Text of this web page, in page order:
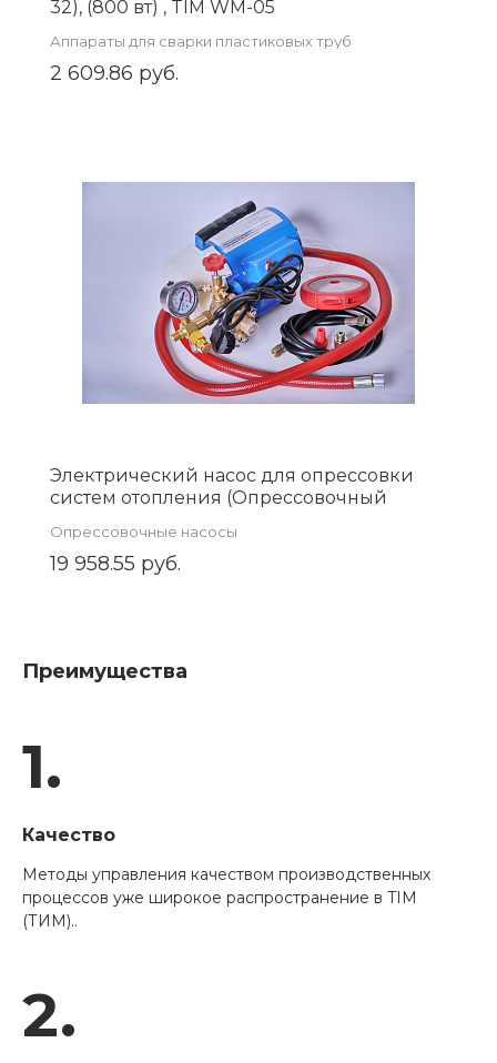
32), (800 вт) , TIM WM-05
Аппараты для сварки пластиковых труб
2 609.86 руб.
Электрический насос для опрессовки
систем отопления (Опрессовочный
Опрессовочные насосы
19 958.55 руб.
Преимущества
1.
Качество
Методы управления качеством производственных
процессов уже широкое распространение в TIM
(ТИМ)..
2.